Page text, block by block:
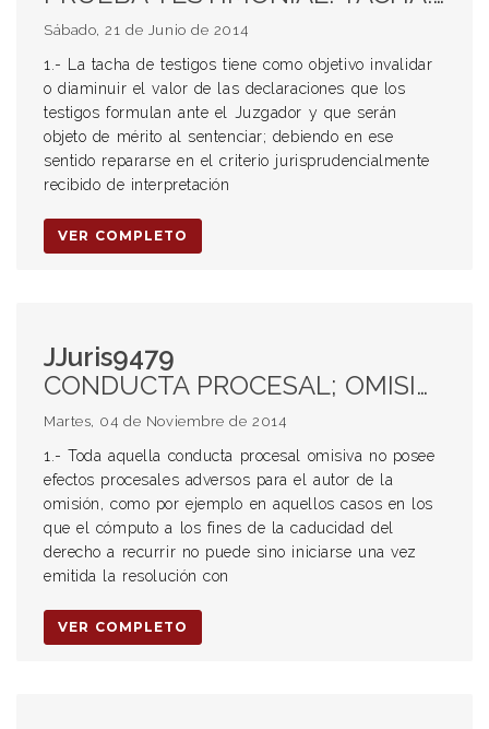
Sábado, 21 de Junio de 2014
1.- La tacha de testigos tiene como objetivo invalidar
o diaminuir el valor de las declaraciones que los
testigos formulan ante el Juzgador y que serán
objeto de mérito al sentenciar; debiendo en ese
sentido repararse en el criterio jurisprudencialmente
recibido de interpretación
VER COMPLETO
JJuris9479
CONDUCTA PROCESAL; OMISIÓN; EFECTOS PORCESALES; AUTOR; CADUCIDAD DEL DERECHO; CÓMPUTO; RESOLUCIÓN; DEBIDO PROCESO; DEFENSA EN JUICIO; COMPULSA; VERIFICACIÓN; DOCUMENTACIÓN; LIBROS; PRUEBA; VALOR AUTOMÁTICO; JUEZ, DEBERES; ART. 63 CCOM; ART. 723 CC; DÓLAR ESTADOUNIDENSE; MONEDA NACIONAL; ACUERDO; LEY DE CONVERTIBILIDAD; OGLIBACIÓN DE DAR SUMAS DE DINERO; ACREEDOR; PRETENSIÓN; ART. 19 CN; CONCURSO PREVENTIVO.
Martes, 04 de Noviembre de 2014
1.- Toda aquella conducta procesal omisiva no posee
efectos procesales adversos para el autor de la
omisión, como por ejemplo en aquellos casos en los
que el cómputo a los fines de la caducidad del
derecho a recurrir no puede sino iniciarse una vez
emitida la resolución con
VER COMPLETO